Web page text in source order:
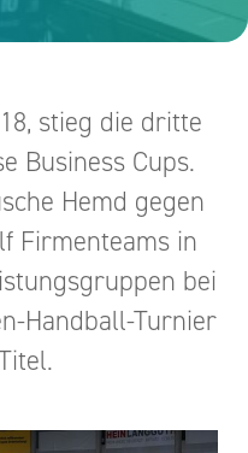
stieg die dritte
Business Cups.
Hemd gegen
Firmenteams in
bei
Handball-Turnier